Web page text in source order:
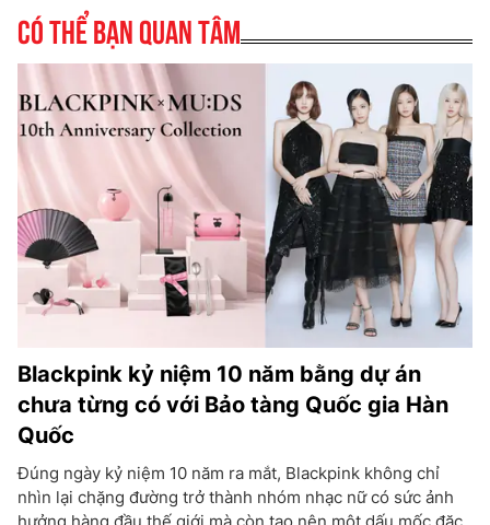
Có thể bạn quan tâm
Blackpink kỷ niệm 10 năm bằng dự án
chưa từng có với Bảo tàng Quốc gia Hàn
Quốc
Đúng ngày kỷ niệm 10 năm ra mắt, Blackpink không chỉ
nhìn lại chặng đường trở thành nhóm nhạc nữ có sức ảnh
hưởng hàng đầu thế giới mà còn tạo nên một dấu mốc đặc